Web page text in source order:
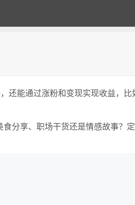
还能通过涨粉和变现实现收益，比
分享、职场干货还是情感故事？